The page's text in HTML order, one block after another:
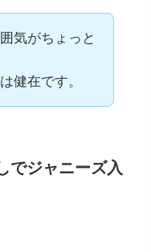
気がちょっと
健在です。
でジャニーズ入